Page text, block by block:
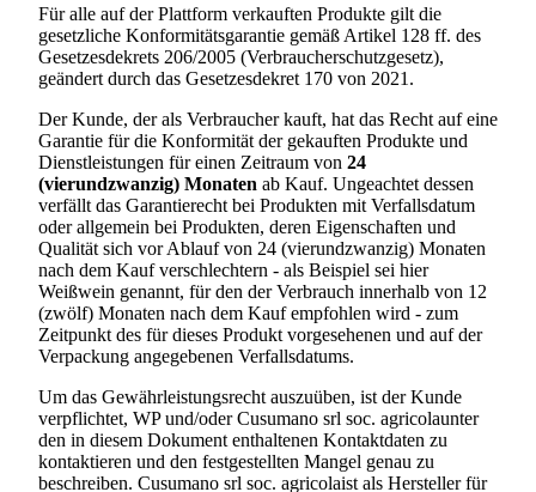
Für alle auf der Plattform verkauften Produkte gilt die
gesetzliche Konformitätsgarantie gemäß Artikel 128 ff. des
Gesetzesdekrets 206/2005 (Verbraucherschutzgesetz),
geändert durch das Gesetzesdekret 170 von 2021.
Der Kunde, der als Verbraucher kauft, hat das Recht auf eine
Garantie für die Konformität der gekauften Produkte und
Dienstleistungen für einen Zeitraum von 24
(vierundzwanzig) Monaten ab Kauf. Ungeachtet dessen
verfällt das Garantierecht bei Produkten mit Verfallsdatum
oder allgemein bei Produkten, deren Eigenschaften und
Qualität sich vor Ablauf von 24 (vierundzwanzig) Monaten
nach dem Kauf verschlechtern - als Beispiel sei hier
Weißwein genannt, für den der Verbrauch innerhalb von 12
(zwölf) Monaten nach dem Kauf empfohlen wird - zum
Zeitpunkt des für dieses Produkt vorgesehenen und auf der
Verpackung angegebenen Verfallsdatums.
Um das Gewährleistungsrecht auszuüben, ist der Kunde
verpflichtet, WP und/oderCusumano srl soc. agricolaunter
den in diesem Dokument enthaltenen Kontaktdaten zu
kontaktieren und den festgestellten Mangel genau zu
beschreiben. Cusumano srl soc. agricolaist als Hersteller für